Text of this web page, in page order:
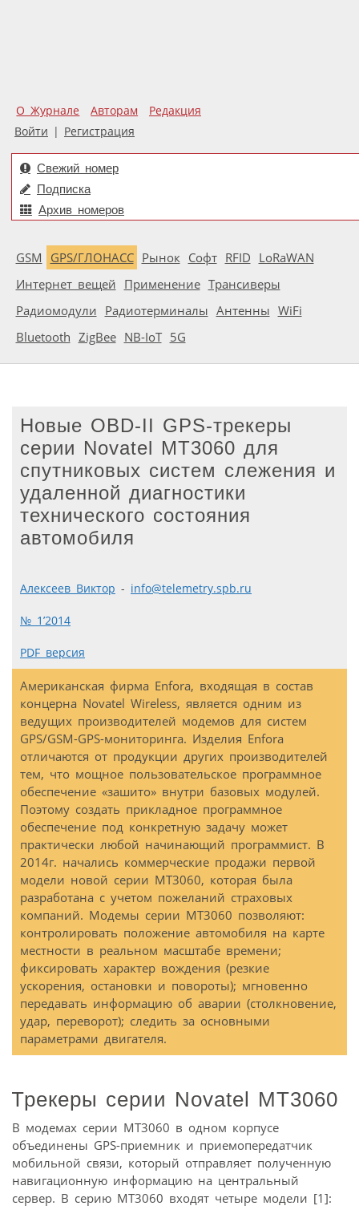
О Журнале Авторам
Редакция
Войти | Регистрация
Свежий номер
Подписка
Архив номеров
GSM GPS/ГЛОНАСС Рынок Софт RFID LoRaWAN
Интернет вещей Применение Трансиверы
Радиомодули Радиотерминалы Антенны WiFi
Bluetooth ZigBee NB-IoT 5G
Новые OBD-II GPS-трекеры
серии Novatel MT3060 для
спутниковых систем слежения и
удаленной диагностики
технического состояния
автомобиля
Алексеев Виктор - info@telemetry.spb.ru
№ 1’2014
PDF версия
Американская фирма Enfora, входящая в состав
концерна Novatel Wireless, является одним из
ведущих производителей модемов для систем
GPS/GSM-GPS-мониторинга. Изделия Enfora
отличаются от продукции других производителей
тем, что мощное пользовательское программное
обеспечение «зашито» внутри базовых модулей.
Поэтому создать прикладное программное
обеспечение под конкретную задачу может
практически любой начинающий программист. В
2014г. начались коммерческие продажи первой
модели новой серии МТ3060, которая была
разработана с учетом пожеланий страховых
компаний. Модемы серии МТ3060 позволяют:
контролировать положение автомобиля на карте
местности в реальном масштабе времени;
фиксировать характер вождения (резкие
ускорения, остановки и повороты); мгновенно
передавать информацию об аварии (столкновение,
удар, переворот); следить за основными
параметрами двигателя.
Трекеры серии Novatel MT3060
В модемах серии MT3060 в одном корпусе
объединены GPS-приемник и приемопередатчик
мобильной связи, который отправляет полученную
навигационную информацию на центральный
сервер. В серию МТ3060 входят четыре модели [1]: